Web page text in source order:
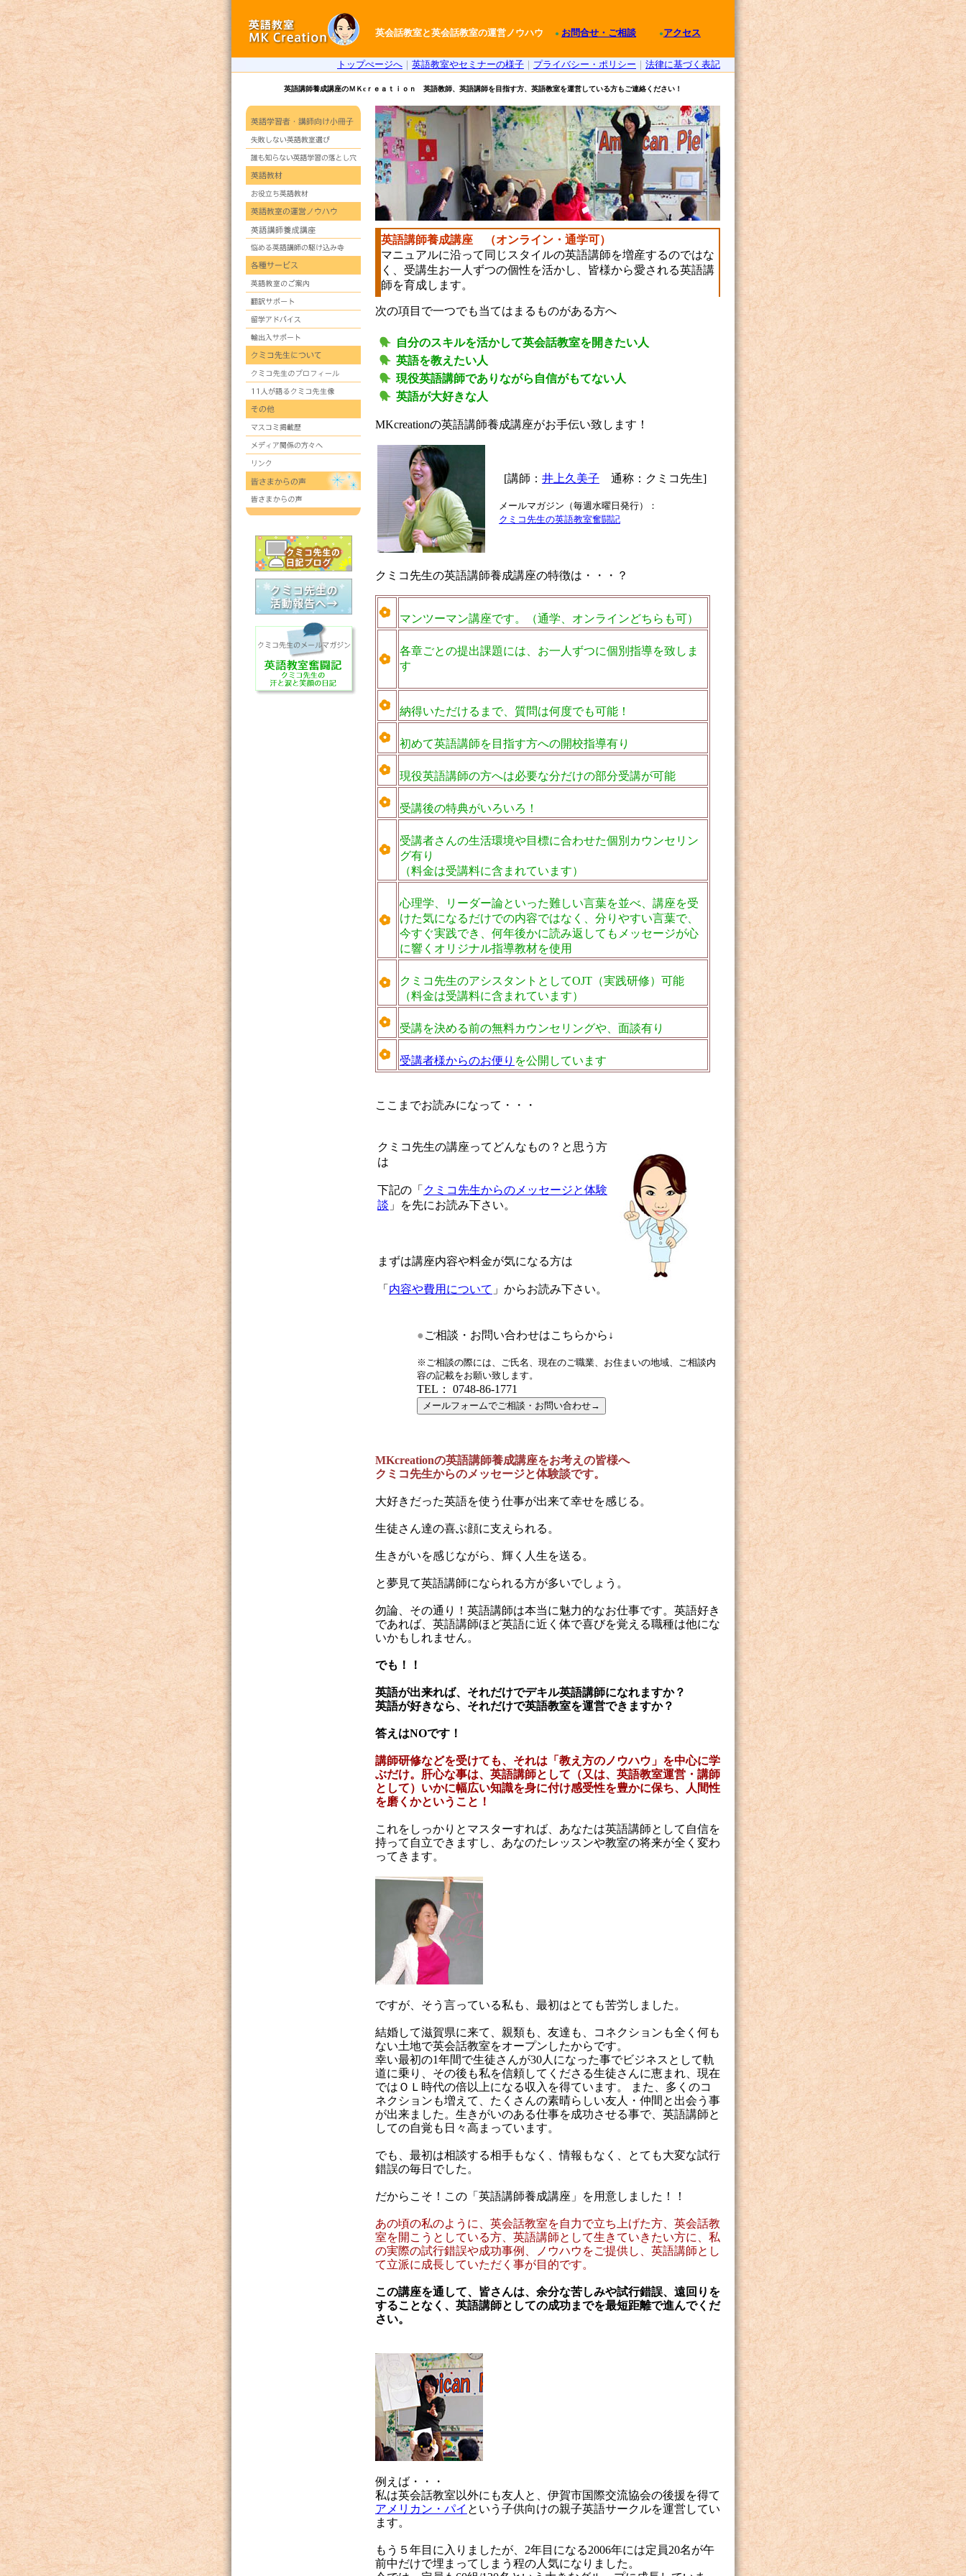
英会話教室と英会話教室の運営ノウハウ ● お問合せ・ご相談 ●アクセス
トップぺージへ 英語教室やセミナーの様子 プライバシー・ポリシー 法律に基づく表記
英語講師養成講座のＭＫcｒｅａｔｉｏｎ 英語教師、英語講師を目指す方、英語教室を運営している方もご連絡ください！
英語講師養成講座 （オンライン・通学可）
マニュアルに沿って同じスタイルの英語講師を増産するのではな
く、受講生お一人ずつの個性を活かし、皆様から愛される英語講
師を育成します。
次の項目で一つでも当てはまるものがある方へ
自分のスキルを活かして英会話教室を開きたい人
英語を教えたい人
現役英語講師でありながら自信がもてない人
英語が大好きな人
MKcreationの英語講師養成講座がお手伝い致します！
[講師： 井上久美子 通称：クミコ先生]
メールマガジン（毎週水曜日発行）：
クミコ先生の英語教室奮闘記
クミコ先生の英語講師養成講座の特徴は・・・？
マンツーマン講座です。（通学、オンラインどちらも可）
各章ごとの提出課題には、お一人ずつに個別指導を致しま
す
納得いただけるまで、質問は何度でも可能！
初めて英語講師を目指す方への開校指導有り
現役英語講師の方へは必要な分だけの部分受講が可能
受講後の特典がいろいろ！
受講者さんの生活環境や目標に合わせた個別カウンセリン
グ有り
（料金は受講料に含まれています）
心理学、リーダー論といった難しい言葉を並べ、講座を受
けた気になるだけでの内容ではなく、分りやすい言葉で、
今すぐ実践でき、何年後かに読み返してもメッセージが心
に響くオリジナル指導教材を使用
クミコ先生のアシスタントとしてOJT（実践研修）可能
（料金は受講料に含まれています）
受講を決める前の無料カウンセリングや、面談有り
受講者様からのお便り を公開しています
ここまでお読みになって・・・
クミコ先生の講座ってどんなもの？と思う方
は
下記の「 クミコ先生からのメッセージと体験
談 」を先にお読み下さい。
まずは講座内容や料金が気になる方は
「 内容や費用について 」からお読み下さい。
●ご相談・お問い合わせはこちらから↓
※ご相談の際には、ご氏名、現在のご職業、お住まいの地域、ご相談内
容の記載をお願い致します。
TEL： 0748-86-1771
MKcreationの英語講師養成講座をお考えの皆様へ
クミコ先生からのメッセージと体験談です。
大好きだった英語を使う仕事が出来て幸せを感じる。
生徒さん達の喜ぶ顔に支えられる。
生きがいを感じながら、輝く人生を送る。
と夢見て英語講師になられる方が多いでしょう。
勿論、その通り！英語講師は本当に魅力的なお仕事です。英語好き
であれば、英語講師ほど英語に近く体で喜びを覚える職種は他にな
いかもしれません。
でも！！
英語が出来れば、それだけでデキル英語講師になれますか？
英語が好きなら、それだけで英語教室を運営できますか？
答えはNOです！
講師研修などを受けても、それは「教え方のノウハウ」を中心に学
ぶだけ。肝心な事は、英語講師として（又は、英語教室運営・講師
として）いかに幅広い知識を身に付け感受性を豊かに保ち、人間性
を磨くかということ！
これをしっかりとマスターすれば、あなたは英語講師として自信を
持って自立できますし、あなのたレッスンや教室の将来が全く変わ
ってきます。
ですが、そう言っている私も、最初はとても苦労しました。
結婚して滋賀県に来て、親類も、友達も、コネクションも全く何も
ない土地で英会話教室をオープンしたからです。
幸い最初の1年間で生徒さんが30人になった事でビジネスとして軌
道に乗り、その後も私を信頼してくださる生徒さんに恵まれ、現在
ではＯＬ時代の倍以上になる収入を得ています。 また、多くのコ
ネクションも増えて、たくさんの素晴らしい友人・仲間と出会う事
が出来ました。生きがいのある仕事を成功させる事で、英語講師と
しての自覚も日々高まっています。
でも、最初は相談する相手もなく、情報もなく、とても大変な試行
錯誤の毎日でした。
だからこそ！この「英語講師養成講座」を用意しました！！
あの頃の私のように、英会話教室を自力で立ち上げた方、英会話教
室を開こうとしている方、英語講師として生きていきたい方に、私
の実際の試行錯誤や成功事例、ノウハウをご提供し、英語講師とし
て立派に成長していただく事が目的です。
この講座を通して、皆さんは、余分な苦しみや試行錯誤、遠回りを
することなく、英語講師としての成功までを最短距離で進んでくだ
さい。
例えば・・・
私は英会話教室以外にも友人と、伊賀市国際交流協会の後援を得て
アメリカン・パイ という子供向けの親子英語サークルを運営してい
ます。
もう５年目に入りましたが、2年目になる2006年には定員20名が午
前中だけで埋まってしまう程の人気になりました。